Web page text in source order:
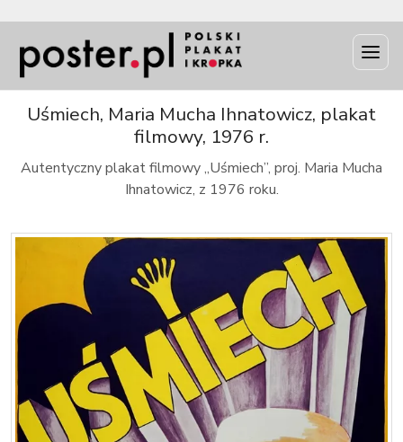
Uśmiech, Maria Mucha Ihnatowicz, plakat
filmowy, 1976 r.
Autentyczny plakat filmowy „Uśmiech”, proj. Maria Mucha
Ihnatowicz, z 1976 roku.